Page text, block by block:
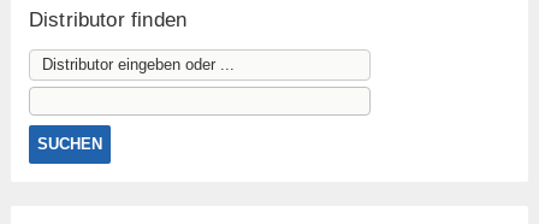
Distributor finden